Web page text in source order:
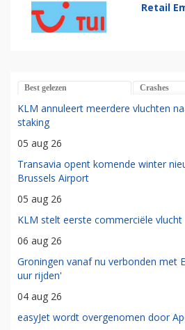
Retail
Best gelezen Crashes
KLM annuleert meerdere vluchten
staking
05 aug 26
Transavia opent komende winter
Brussels Airport
05 aug 26
KLM stelt eerste commerciële
06 aug 26
Groningen vanaf nu verbonden met
uur rijden'
04 aug 26
easyJet wordt overgenomen door